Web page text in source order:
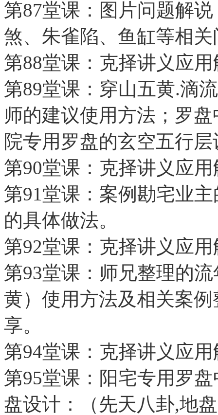
第87堂课：图片问题解
煞、朱雀陷、鱼缸等相关
第88堂课：克择讲义应
第89堂课：穿山五黄.滴
师的建议使用方法；罗
院专用罗盘的玄空五行
第90堂课：克择讲义应
第91堂课：案例勘宅业
的具体做法。
第92堂课：克择讲义应
第93堂课：师兄整理的
黄）使用方法及相关案
享。
第94堂课：克择讲义应
第95堂课：阳宅专用罗
盘设计：（先天八卦,地